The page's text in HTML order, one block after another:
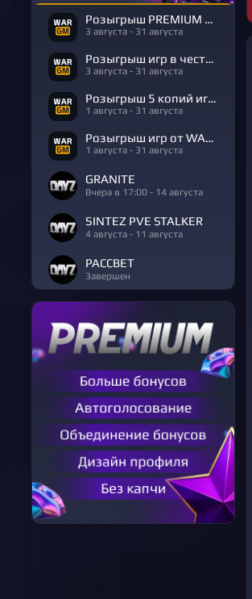
Розыгрыш PREMIUM в честь Дня Рождения
3 августа - 31 августа
Розыгрыш игр в честь Дня Рождения
3 августа - 31 августа
Розыгрыш 5 копий игры R.E.P.O.
1 августа - 31 августа
Розыгрыш игр от WARGM
1 августа - 31 августа
GRANITE
Вчера в 17:00 - 14 августа
SINTEZ PVE STALKER
4 августа - 11 августа
РАССВЕТ
Завершен